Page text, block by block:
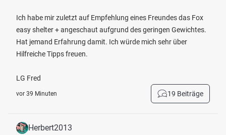
Ich habe mir zuletzt auf Empfehlung eines Freundes das Fox
easy shelter + angeschaut aufgrund des geringen Gewichtes.
Hat jemand Erfahrung damit. Ich würde mich sehr über
Hilfreiche Tipps freuen.
LG Fred
vor 39 Minuten 19 Beiträge
Herbert2013